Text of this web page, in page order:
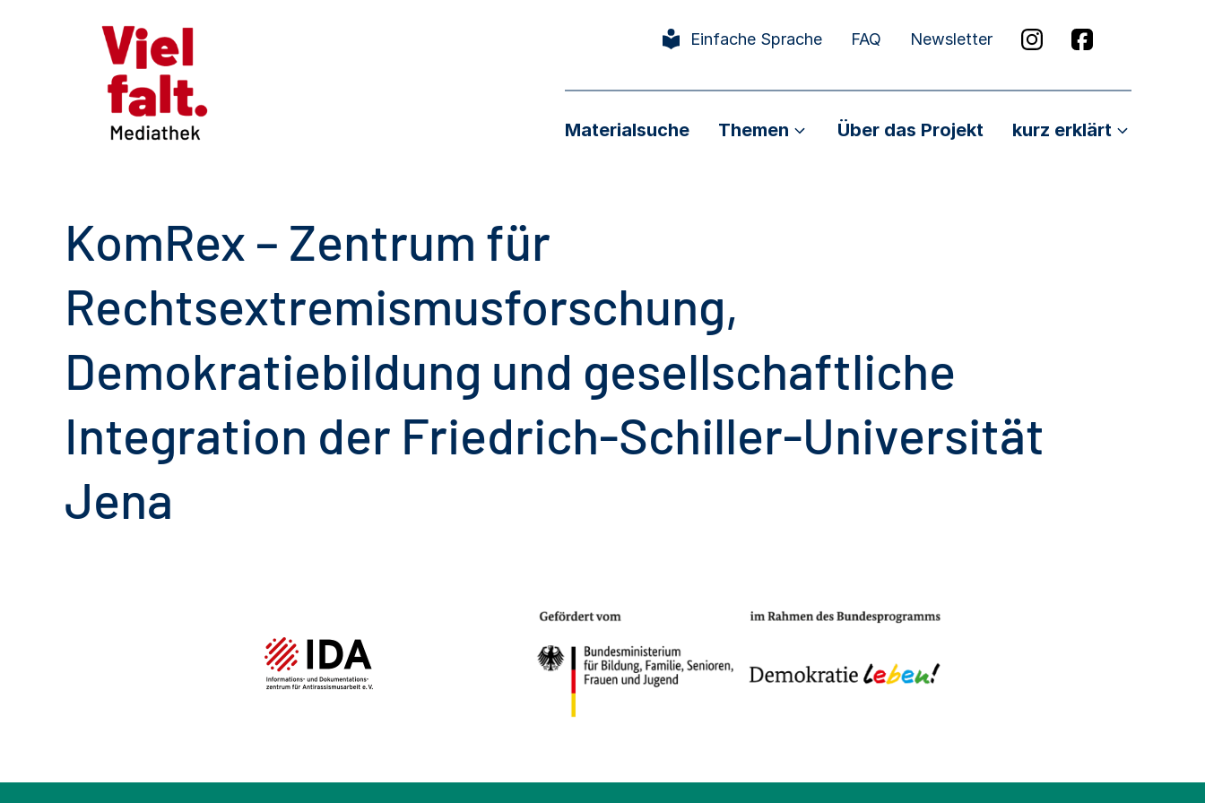
Einfache Sprache FAQ Newsletter
Materialsuche Themen Über das Projekt kurz erklärt
KomRex – Zentrum für
Rechtsextremismusforschung,
Demokratiebildung und gesellschaftliche
Integration der Friedrich-Schiller-Universität
Jena